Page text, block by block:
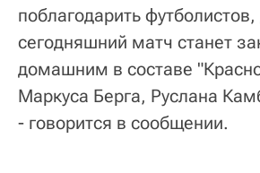
поблагодарить
сегодняшний матч станет
домашним в составе
Маркуса Берга, Руслана
- говорится в сообщении.